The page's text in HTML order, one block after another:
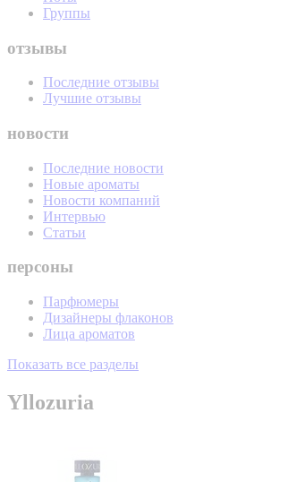
Группы
отзывы
Последние отзывы
Лучшие отзывы
новости
Последние новости
Новые ароматы
Новости компаний
Интервью
Статьи
персоны
Парфюмеры
Дизайнеры флаконов
Лица ароматов
Показать все разделы
Yllozuria